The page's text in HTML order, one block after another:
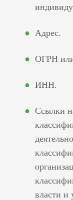
Адрес.
ОГРН
ИНН.
Ссылки
власти и